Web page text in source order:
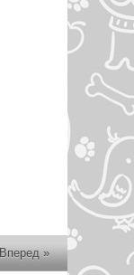
Вперед »